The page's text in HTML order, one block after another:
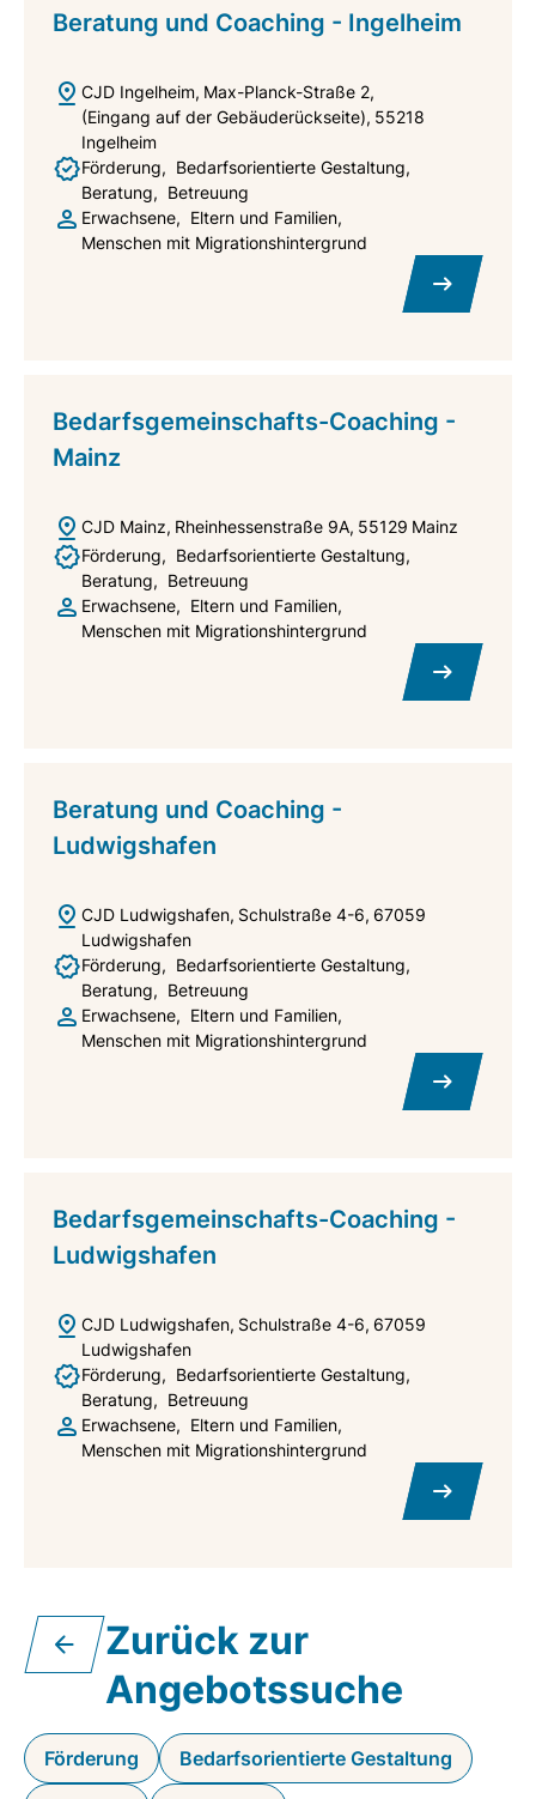
Beratung und Coaching - Ingelheim
CJD Ingelheim Max-Planck-Straße 2
(Eingang auf der Gebäuderückseite) 55218
Ingelheim
Förderung
Bedarfsorientierte Gestaltung
Beratung
Betreuung
Erwachsene
Eltern und Familien
Menschen mit Migrationshintergrund
Bedarfsgemeinschafts-Coaching -
Mainz
CJD Mainz Rheinhessenstraße 9A 55129 Mainz
Förderung
Bedarfsorientierte Gestaltung
Beratung
Betreuung
Erwachsene
Eltern und Familien
Menschen mit Migrationshintergrund
Beratung und Coaching -
Ludwigshafen
CJD Ludwigshafen Schulstraße 4-6 67059
Ludwigshafen
Förderung
Bedarfsorientierte Gestaltung
Beratung
Betreuung
Erwachsene
Eltern und Familien
Menschen mit Migrationshintergrund
Bedarfsgemeinschafts-Coaching -
Ludwigshafen
CJD Ludwigshafen Schulstraße 4-6 67059
Ludwigshafen
Förderung
Bedarfsorientierte Gestaltung
Beratung
Betreuung
Erwachsene
Eltern und Familien
Menschen mit Migrationshintergrund
Zurück zur
Angebotssuche
Förderung Bedarfsorientierte Gestaltung